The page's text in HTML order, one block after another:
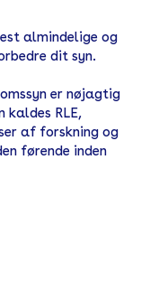
almindelige og
dit syn.
er nøjagtig
RLE,
af forskning og
førende inden